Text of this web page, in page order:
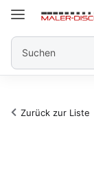
Zurück zur Liste